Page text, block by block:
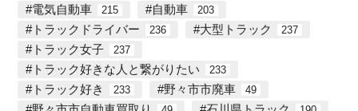
電気自動車 215 自動車 203
トラックドライバー 236 大型トラック 237
トラック女子 237
トラック好きな人と繋がりたい 233
トラック好き 233 野々市市廃車 49